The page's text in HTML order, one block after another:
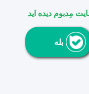
مِدبوم دیده اید
بله